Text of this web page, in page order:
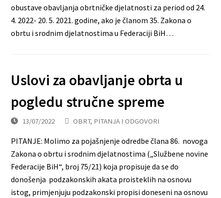
obustave obavljanja obrtničke djelatnosti za period od 24.
4. 2022- 20. 5. 2021. godine, ako je članom 35. Zakona o
obrtu i srodnim djelatnostima u Federaciji BiH…
Uslovi za obavljanje obrta u
pogledu stručne spreme
13/07/2022 OBRT, PITANJA I ODGOVORI
PITANJE: Molimo za pojašnjenje odredbe člana 86. novoga
Zakona o obrtu i srodnim djelatnostima („Službene novine
Federacije BiH“, broj 75/21) koja propisuje da se do
donošenja podzakonskih akata proisteklih na osnovu
istog, primjenjuju podzakonski propisi doneseni na osnovu